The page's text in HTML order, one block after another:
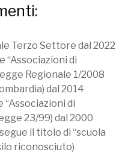
Terzo Settore dal 2022
“Associazioni di
Regionale 1/2008
dal 2014
di
23/99) dal 2000
il titolo di “scuola
riconosciuto)